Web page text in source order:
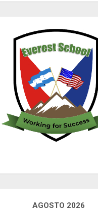
AGOSTO 2026